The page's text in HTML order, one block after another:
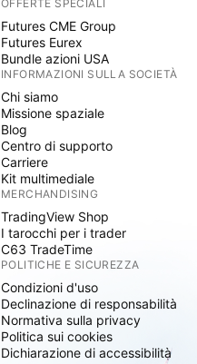
OFFERTE SPECIALI
Futures CME Group
Futures Eurex
Bundle azioni USA
INFORMAZIONI SULLA SOCIETÀ
Chi siamo
Missione spaziale
Blog
Centro di supporto
Carriere
Kit multimediale
MERCHANDISING
TradingView Shop
I tarocchi per i trader
C63 TradeTime
POLITICHE E SICUREZZA
Condizioni d'uso
Declinazione di responsabilità
Normativa sulla privacy
Politica sui cookies
Dichiarazione di accessibilità